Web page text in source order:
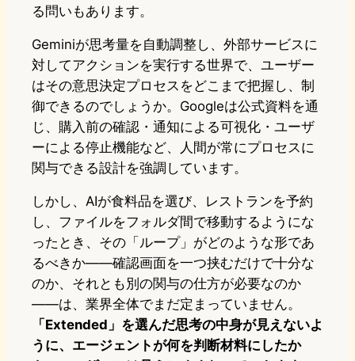
る問いもあります。
Geminiが思考量を自動調整し、外部サービスに
対してアクションを実行する世界で、ユーザー
はその意思決定プロセスをどこまで把握し、制
御できるのでしょうか。Googleは公式資料を通
じ、購入前の確認・通知による可視化・ユーザ
ーによる停止機能など、人間が常にプロセスに
関与できる設計を強調しています。
しかし、AIが食料品を選び、レストランを予約
し、ファイルをフォルダ間で移動するようにな
ったとき、その「ループ」がどのような形であ
るべきか――確認画面を一つ挟むだけで十分な
のか、それとも別の関与の仕方が必要なのか
――は、業界全体でまだ定まっていません。
「Extended」を選んだ思考の中身が見えないよ
うに、エージェントが何を判断材料にしたか